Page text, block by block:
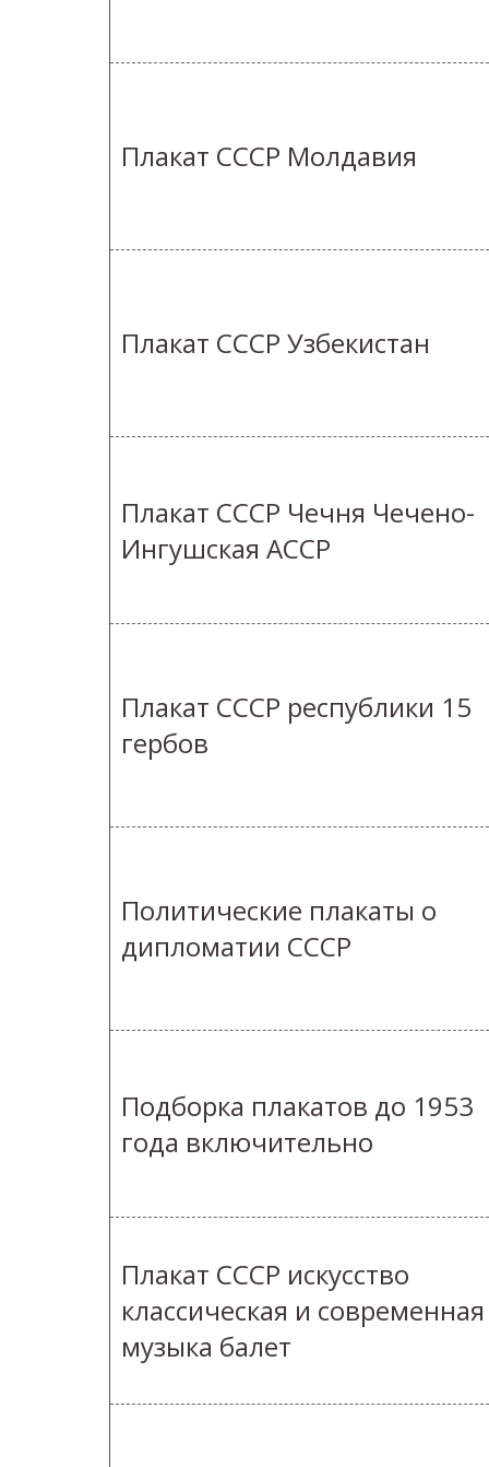
Плакат СССР Молдавия
Плакат СССР Узбекистан
Плакат СССР Чечня Чечено-
Ингушская АССР
Плакат СССР республики 15
гербов
Политические плакаты о
дипломатии СССР
Подборка плакатов до 1953
года включительно
Плакат СССР искусство
классическая и современная
музыка балет